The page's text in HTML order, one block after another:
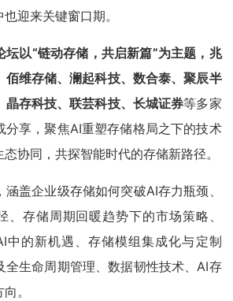
迎来关键窗口期。
坛以“链动存储，共启新篇”为主题，兆
维存储、澜起科技、 数合泰、聚辰半
晶存科技、联芸科技、长城证券等多家
分享，聚焦AI重塑存储格局之下的技术
协同，共探智能时代的存储新路径。
盖企业级存储如何突破AI存力瓶颈、
、存储周期回暖趋势下的市场策略、
中的新机遇、存储模组集成化与定制
全生命周期管理、数据韧性技术、AI存
。